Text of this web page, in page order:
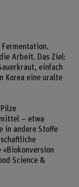
Arbeit. Das Ziel:
einfach
Korea eine uralte
– etwa
in andere Stoffe
Science &